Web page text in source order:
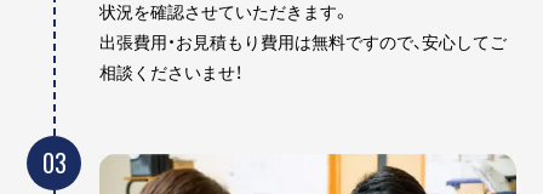
状況を確認させていただきます。
出張費用・お見積もり費用は無料ですので、安心してご
相談くださいませ！
03